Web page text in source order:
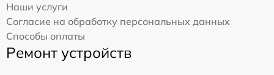
Наши услуги
Согласие на обработку персональных данных
Способы оплаты
Ремонт устройств